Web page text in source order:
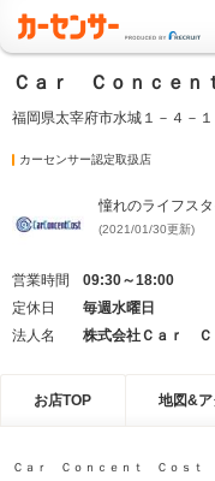
Ｃａｒ Ｃｏｎｃｅ
福岡県太宰府市水城１－４－１
カーセンサー認定取扱店
憧れのライフス
(2021/01/30更新)
営業時間
09:30～18:00
定休日
毎週水曜日
法人名
株式会社Ｃａｒ
お店TOP 地図&ア
Ｃａｒ Ｃｏｎｃｅｎｔ Ｃｏｓｔ